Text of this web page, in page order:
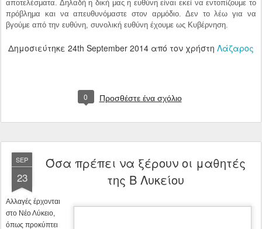
0 Προσθέστε ένα σχόλιο
Όσα πρέπει να ξέρουν οι μαθητές
όπως προκύπτει
από δηλώσεις του
υπουργού Παιδείας
καθώς και από
σχετική ενημέρωση
του news.gr.